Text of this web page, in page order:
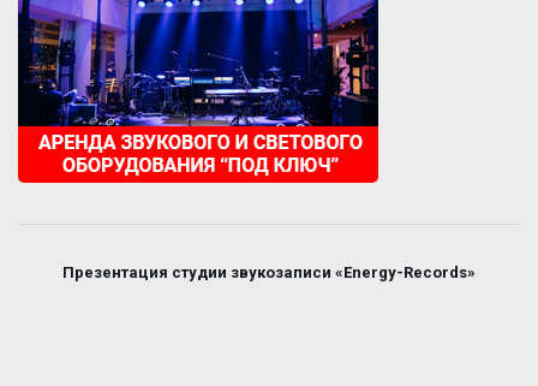
Презентация студии звукозаписи «Energy-Records»